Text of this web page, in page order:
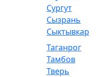
Сургут
Сызрань
Сыктывкар
Таганрог
Тамбов
Тверь